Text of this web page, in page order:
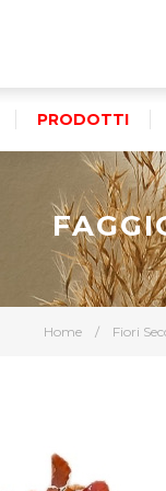
PRODOTTI
Home / Fiori